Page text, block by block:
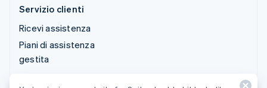
Servizio clienti
Ricevi assistenza
Piani di assistenza
gestita